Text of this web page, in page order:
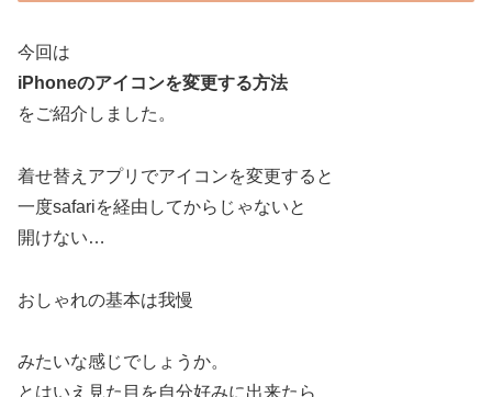
今回は
iPhoneのアイコンを変更する方法
をご紹介しました。
着せ替えアプリでアイコンを変更すると
一度safariを経由してからじゃないと
開けない…
おしゃれの基本は我慢
みたいな感じでしょうか。
とはいえ見た目を自分好みに出来たら